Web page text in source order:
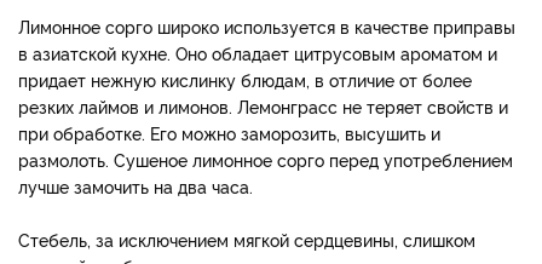
Лимонное сорго широко используется в качестве приправы
в азиатской кухне. Оно обладает цитрусовым ароматом и
придает нежную кислинку блюдам, в отличие от более
резких лаймов и лимонов. Лемонграсс не теряет свойств и
при обработке. Его можно заморозить, высушить и
размолоть. Сушеное лимонное сорго перед употреблением
лучше замочить на два часа.
Стебель, за исключением мягкой сердцевины, слишком